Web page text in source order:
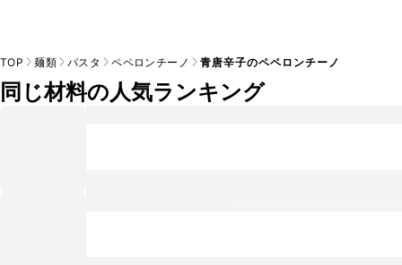
TOP 麺類 パスタ ペペロンチーノ 青唐辛子のペペロンチーノ
同じ材料の人気ランキング